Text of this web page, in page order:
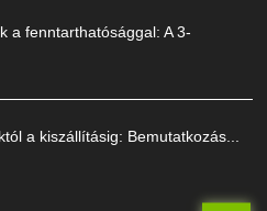
a fenntarthatósággal: A 3-
a kiszállításig: Bemutatkozás...